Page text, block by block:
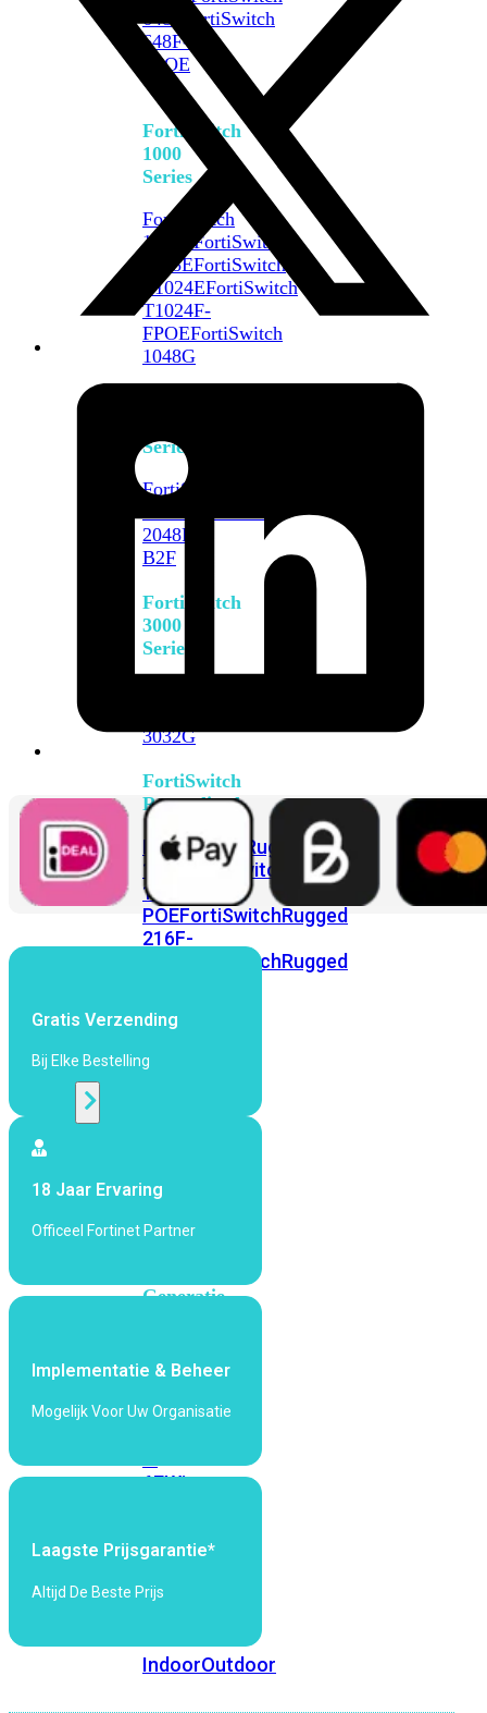
648F
FortiSwitch
648F-
FPOE
FortiSwitch
1000
Series
FortiSwitch
1024E FortiSwitch
1048EFortiSwitch
T1024EFortiSwitch
T1024F-
FPOEFortiSwitch
1048G
Series
FortiSwitch
2048F-
B2F
FortiSwitch
3000
Series
3032G
FortiSwitch
Ruggedized
FortiSwitchRugged
108F
FortiSwitchRugged
112F-
POEFortiSwitchRugged
216F-
FortiSwitchRugged
WiFi
Points
Generatie
Fi
Fi
6EWi-
Fi
IndoorOutdoor
Gratis Verzending
Bij Elke Bestelling
18 Jaar Ervaring
Officeel Fortinet Partner
Implementatie & Beheer
Mogelijk Voor Uw Organisatie
Laagste Prijsgarantie*
Altijd De Beste Prijs